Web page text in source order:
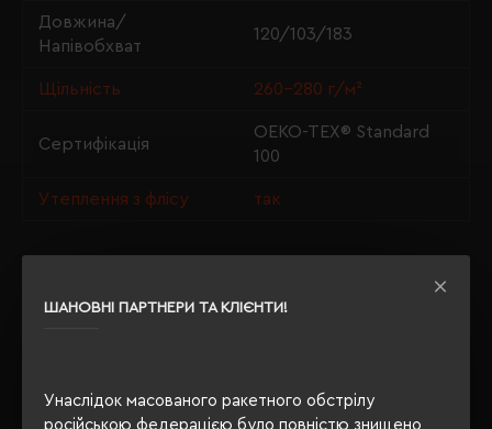
ШАНОВНІ ПАРТНЕРИ ТА КЛІЄНТИ!
Унаслідок масованого ракетного обстрілу
російською федерацією було повністю знищено
Довжина/
Напівобхват
120/103/183
Щільність 260-280 г/м²
Сертифікація
OEKO-TEX® Standard
100
Утеплення з флісу так